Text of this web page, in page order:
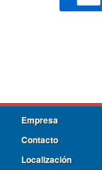
Empresa
Contacto
Localización